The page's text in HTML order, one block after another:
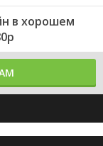
в хорошем